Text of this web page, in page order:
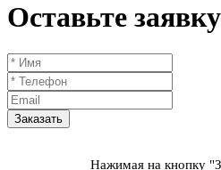
Оставьте заявку
Нажимая на кнопку